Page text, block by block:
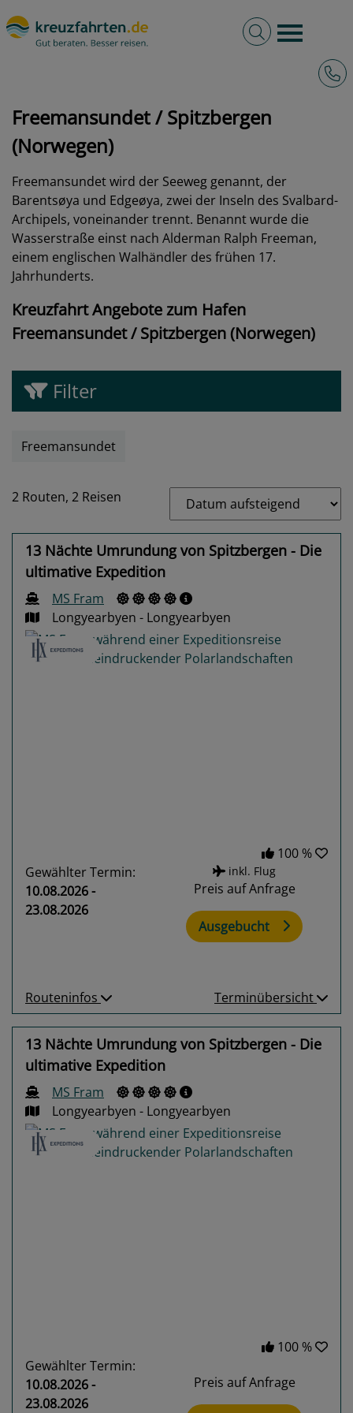
Burger
Volltextsuche
Spitzbergen (Norwegen)
Freemansundet / Spitzbergen
(Norwegen)
Freemansundet wird der Seeweg genannt, der
Barentsøya und Edgeøya, zwei der Inseln des Svalbard-
Archipels, voneinander trennt. Benannt wurde die
Wasserstraße einst nach Alderman Ralph Freeman,
einem englischen Walhändler des frühen 17.
Jahrhunderts.
Kreuzfahrt Angebote zum Hafen
Freemansundet / Spitzbergen (Norwegen)
Filter
Freemansundet
2 Routen, 2 Reisen
13 Nächte Umrundung von Spitzbergen - Die
ultimative Expedition
MS Fram
Longyearbyen - Longyearbyen
100 %
Gewählter Termin:
10.08.2026 -
23.08.2026
inkl. Flug
Preis auf Anfrage
Ausgebucht
Routeninfos Terminübersicht
13 Nächte Umrundung von Spitzbergen - Die
ultimative Expedition
MS Fram
Longyearbyen - Longyearbyen
100 %
Gewählter Termin:
10.08.2026 -
23.08.2026
Preis auf Anfrage